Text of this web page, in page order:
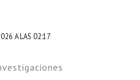
A LAS 02:17